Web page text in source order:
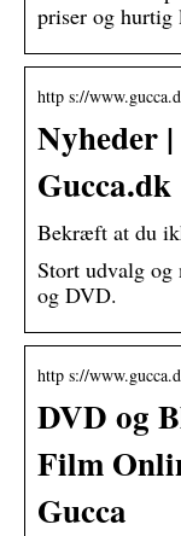
priser og
http s://
Nyheder
Gucca.dk
Bekræft at du
Stort udvalg og
og DVD.
http s://
DVD og
Film
Gucca